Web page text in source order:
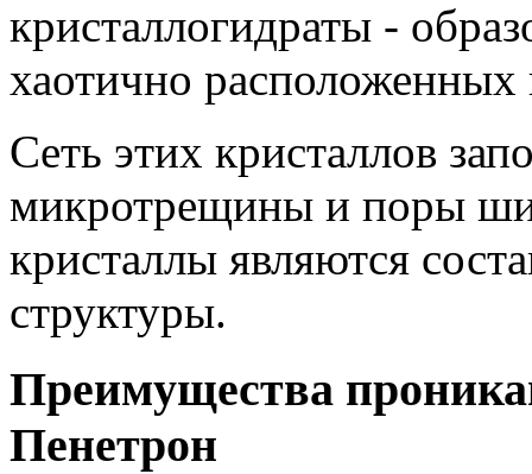
кристаллогидраты -
хаотично расположенных
Сеть этих кристаллов
микротрещины и поры
кристаллы являются
структуры.
Преимущества
Пенетрон